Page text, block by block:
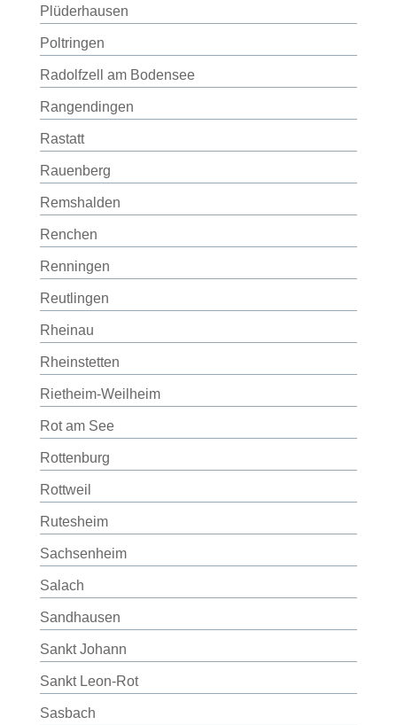
Plüderhausen
Poltringen
Radolfzell am Bodensee
Rangendingen
Rastatt
Rauenberg
Remshalden
Renchen
Renningen
Reutlingen
Rheinau
Rheinstetten
Rietheim-Weilheim
Rot am See
Rottenburg
Rottweil
Rutesheim
Sachsenheim
Salach
Sandhausen
Sankt Johann
Sankt Leon-Rot
Sasbach